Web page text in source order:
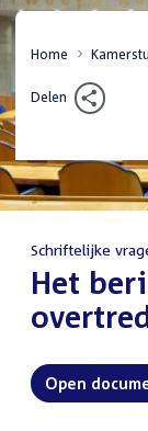
Home
Delen
Schriftelijke
:Het
Open